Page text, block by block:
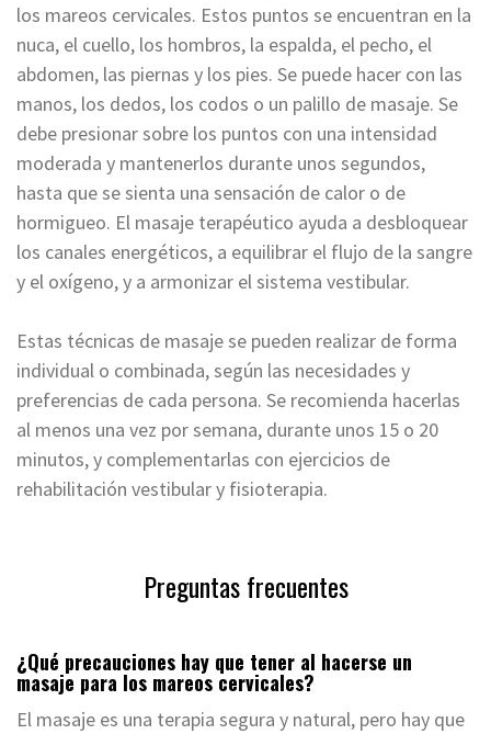
los mareos cervicales. Estos puntos se encuentran en la
nuca, el cuello, los hombros, la espalda, el pecho, el
abdomen, las piernas y los pies. Se puede hacer con las
manos, los dedos, los codos o un palillo de masaje. Se
debe presionar sobre los puntos con una intensidad
moderada y mantenerlos durante unos segundos,
hasta que se sienta una sensación de calor o de
hormigueo. El masaje terapéutico ayuda a desbloquear
los canales energéticos, a equilibrar el flujo de la sangre
y el oxígeno, y a armonizar el sistema vestibular.
Estas técnicas de masaje se pueden realizar de forma
individual o combinada, según las necesidades y
preferencias de cada persona. Se recomienda hacerlas
al menos una vez por semana, durante unos 15 o 20
minutos, y complementarlas con ejercicios de
rehabilitación vestibular y fisioterapia.
Preguntas frecuentes
¿Qué precauciones hay que tener al hacerse un
masaje para los mareos cervicales?
El masaje es una terapia segura y natural, pero hay que